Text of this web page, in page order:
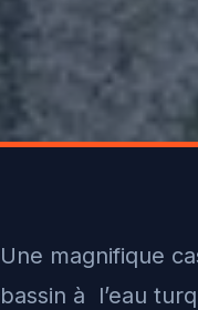
Une magnifique
bassin à l’eau